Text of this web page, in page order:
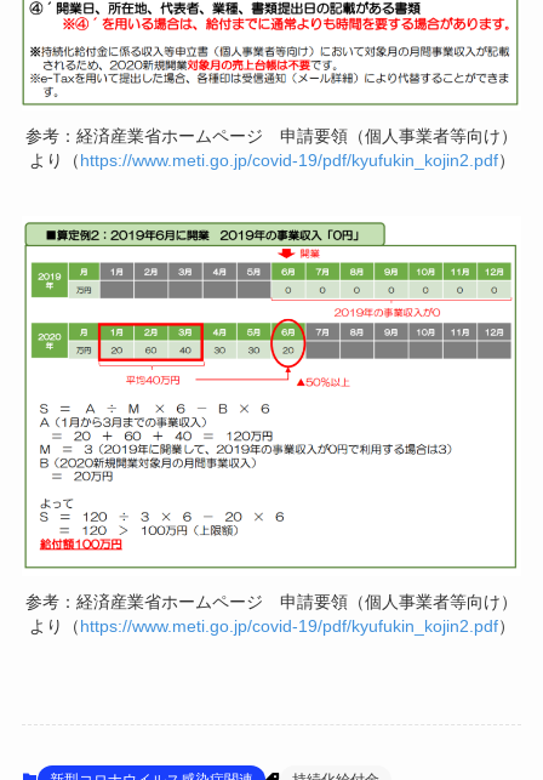
参考：経済産業省ホームページ 申請要領（個人事業者等向け）
より（https://www.meti.go.jp/covid-19/pdf/kyufukin_kojin2.pdf）
参考：経済産業省ホームページ 申請要領（個人事業者等向け）
より（https://www.meti.go.jp/covid-19/pdf/kyufukin_kojin2.pdf）